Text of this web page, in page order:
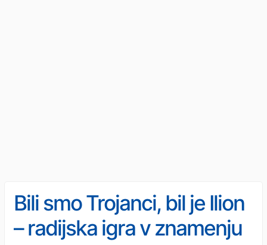
Bili smo Trojanci, bil je Ilion
– radijska igra v znamenju